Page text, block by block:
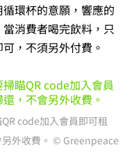
環杯的意願，響應的
消費者喝完飲料，只
，不須另外付費。
code加入會員即可租
外收費。 © Greenpeace